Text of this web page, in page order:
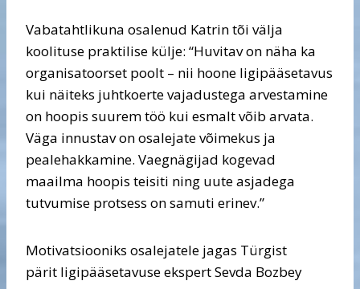
Vabatahtlikuna osalenud Katrin tõi välja
koolituse praktilise külje: “Huvitav on näha ka
organisatoorset poolt – nii hoone ligipääsetavus
kui näiteks juhtkoerte vajadustega arvestamine
on hoopis suurem töö kui esmalt võib arvata.
Väga innustav on osalejate võimekus ja
pealehakkamine. Vaegnägijad kogevad
maailma hoopis teisiti ning uute asjadega
tutvumise protsess on samuti erinev.”
Motivatsiooniks osalejatele jagas Türgist
pärit ligipääsetavuse ekspert Sevda Bozbey